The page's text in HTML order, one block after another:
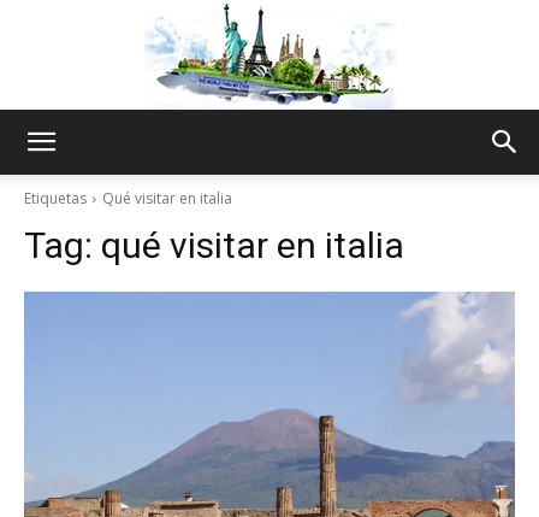
My
Etiquetas Qué visitar en italia
Tag: qué visitar en italia